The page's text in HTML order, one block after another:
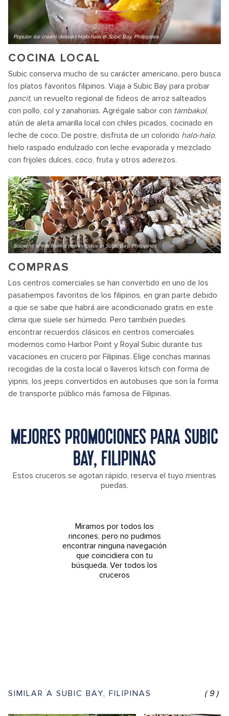
Popular ice cream dessert Halo-halo in Subic Bay, Philippines
COCINA LOCAL
Subic conserva mucho de su carácter americano, pero busca
los platos favoritos filipinos. Viaja a Subic Bay para probar
pancit, un revuelto regional de fideos de arroz salteados
con pollo, col y zanahorias. Agrégale sabor con tambakol,
atún de aleta amarilla local con chiles picados, cocinado en
leche de coco. De postre, disfruta de un colorido halo-halo,
hielo raspado endulzado con leche evaporada y mezclado
con frijoles dulces, coco, fruta y otros aderezos.
Souvenir shells from a marketplace in Subic Bay, Philippines
COMPRAS
Los centros comerciales se han convertido en uno de los
pasatiempos favoritos de los filipinos, en gran parte debido
a que se sabe que habrá aire acondicionado gratis en este
clima que suele ser húmedo. Pero también puedes
encontrar recuerdos clásicos en centros comerciales
modernos como Harbor Point y Royal Subic durante tus
vacaciones en crucero por Filipinas. Elige conchas marinas
recogidas de la costa local o llaveros kitsch con forma de
yipnis, los jeeps convertidos en autobuses que son la forma
de transporte público más famosa de Filipinas.
MEJORES PROMOCIONES PARA SUBIC
BAY, FILIPINAS
Estos cruceros se agotan rápido, reserva el tuyo mientras
puedas.
Miramos por todos los
rincones, pero no pudimos
encontrar ninguna navegación
que coincidiera con tu
búsqueda. Ver todos los
cruceros
SIMILAR A SUBIC BAY, FILIPINAS (9)